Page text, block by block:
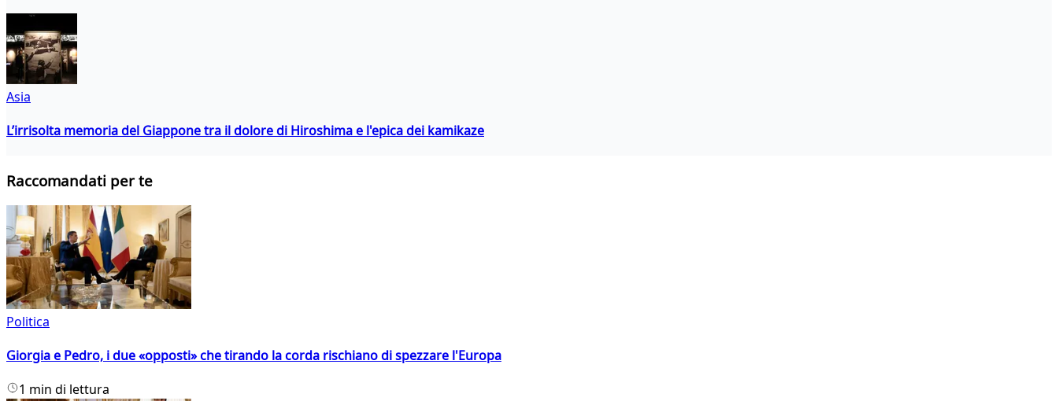
Asia
L’irrisolta memoria del Giappone tra il dolore di Hiroshima e l'epica dei kamikaze
Raccomandati per te
Politica
Giorgia e Pedro, i due «opposti» che tirando la corda rischiano di spezzare l'Europa
1 min di lettura